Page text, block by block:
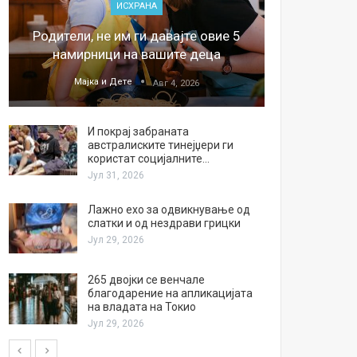
ИСХРАНА
Родители, не им ги давајте овие 5
намирници на вашите деца
Мајка и Дете Авг 4, 2026
И покрај забраната
австралиските тинејџери ги
користат социјалните…
Јул 31, 2026
Лажно ехо за одвикнување од
слатки и од нездрави грицки
Јул 29, 2026
265 двојки се венчале
благодарение на апликацијата
на владата на Токио
Јул 29, 2026